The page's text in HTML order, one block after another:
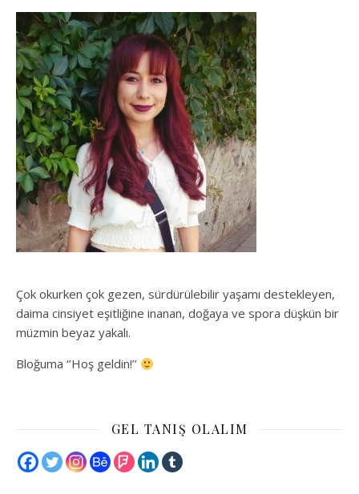
Çok okurken çok gezen, sürdürülebilir yaşamı destekleyen,
daima cinsiyet eşitliğine inanan, doğaya ve spora düşkün bir
müzmin beyaz yakalı.
Bloğuma ‘’Hoş geldin!’’
GEL TANIŞ OLALIM